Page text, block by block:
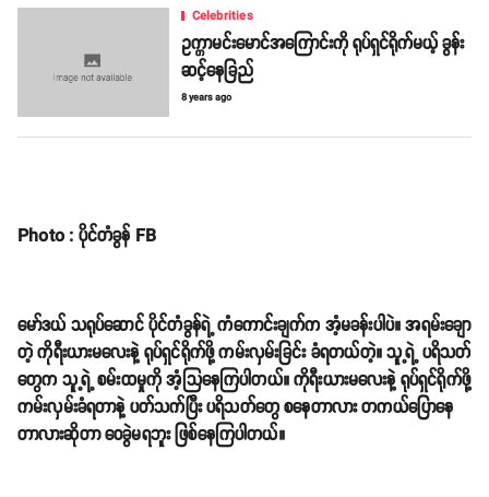
Celebrities
ဥက္ကာမင်းမောင်အကြောင်းကို ရုပ်ရှင်ရိုက်မယ့် ခွန်း
ဆင့်နေခြည်
8 years ago
Photo : ပိုင်တံခွန် FB
မော်ဒယ် သရုပ်ဆောင် ပိုင်တံခွန်ရဲ့ ကံကောင်းချက်က အံ့မခန်းပါပဲ။ အရမ်းချော
တဲ့ ကိုရီးယားမလေးနဲ့ ရုပ်ရှင်ရိုက်ဖို့ ကမ်းလှမ်းခြင်း ခံရတယ်တဲ့။ သူ့ရဲ့ ပရိသတ်
တွေက သူ့ရဲ့ စမ်းထမှုကို အံ့သြနေကြပါတယ်။ ကိုရီးယားမလေးနဲ့ ရုပ်ရှင်ရိုက်ဖို့
ကမ်းလှမ်းခံရတာနဲ့ ပတ်သက်ပြီး ပရိသတ်တွေ စနေတာလား တကယ်ပြောနေ
တာလားဆိုတာ ဝေခွဲမရဘူး ဖြစ်နေကြပါတယ်။